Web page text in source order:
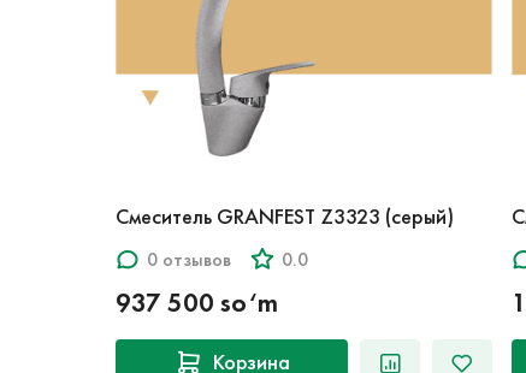
Смеситель GRANFEST Z3323 (серый)
0 отзывов 0.0
937 500 so‘m
Корзина